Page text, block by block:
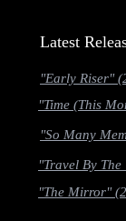
Latest
"Early Riser"
"Time (This
"So Many
"Travel By
"The Mirror"